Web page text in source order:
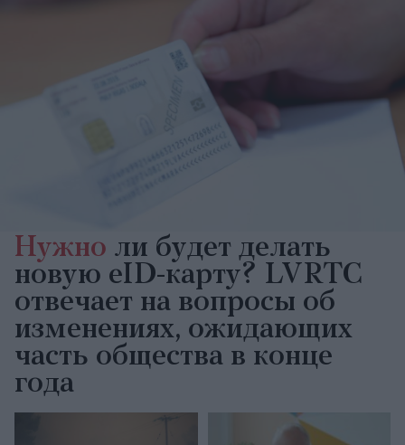
Нужно ли будет делать
новую eID-карту? LVRTC
отвечает на вопросы об
изменениях, ожидающих
часть общества в конце
года